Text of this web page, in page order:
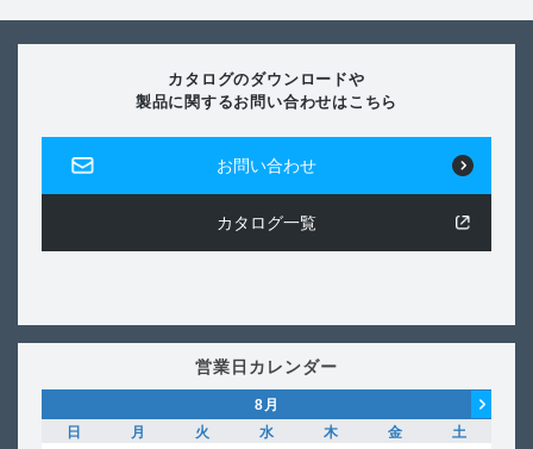
カタログのダウンロードや
製品に関するお問い合わせはこちら
お問い合わせ
カタログ一覧
営業日カレンダー
8 月
日
月 火 水 木 金
土